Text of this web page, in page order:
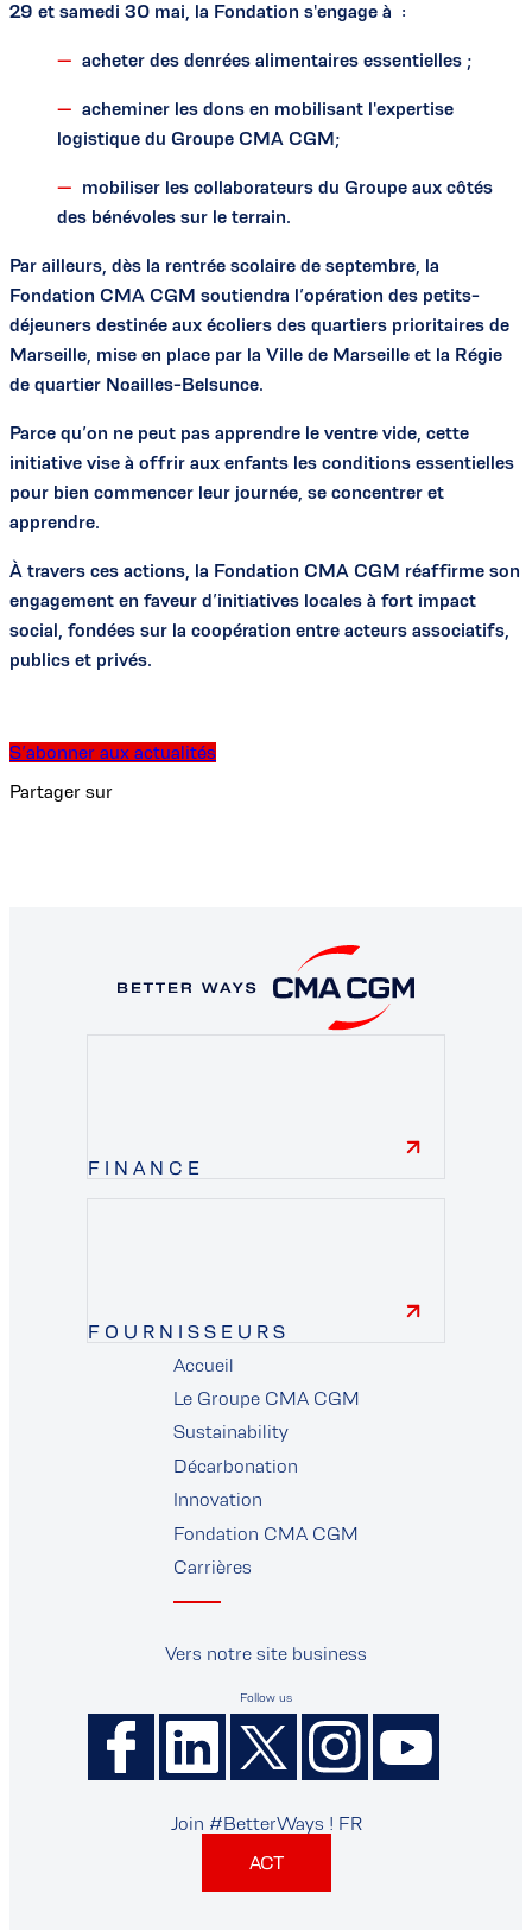
29 et samedi 30 mai, la Fondation s'engage à :
acheter des denrées alimentaires essentielles ;
acheminer les dons en mobilisant l'expertise
logistique du Groupe CMA CGM;
mobiliser les collaborateurs du Groupe aux côtés
des bénévoles sur le terrain.
Par ailleurs, dès la rentrée scolaire de septembre, la
Fondation CMA CGM soutiendra l’opération des petits-
déjeuners destinée aux écoliers des quartiers prioritaires de
Marseille, mise en place par la Ville de Marseille et la Régie
de quartier Noailles-Belsunce.
Parce qu’on ne peut pas apprendre le ventre vide, cette
initiative vise à offrir aux enfants les conditions essentielles
pour bien commencer leur journée, se concentrer et
apprendre.
À travers ces actions, la Fondation CMA CGM réaffirme son
engagement en faveur d’initiatives locales à fort impact
social, fondées sur la coopération entre acteurs associatifs,
publics et privés.
S’abonner aux actualités
Partager sur
FINANCE
FOURNISSEURS
fournisseurs
Accueil
Le Groupe CMA CGM
Sustainability
Décarbonation
Innovation
Fondation CMA CGM
Carrières
Vers notre site business
Follow us
Join #BetterWays ! FR
ACT